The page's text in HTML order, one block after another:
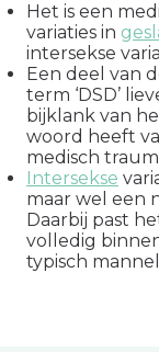
Het is een
variaties in
intersekse
Een deel van
term ‘DSD’
bijklank van
woord heeft
medisch
Intersekse
maar wel een
Daarbij past
volledig
typisch